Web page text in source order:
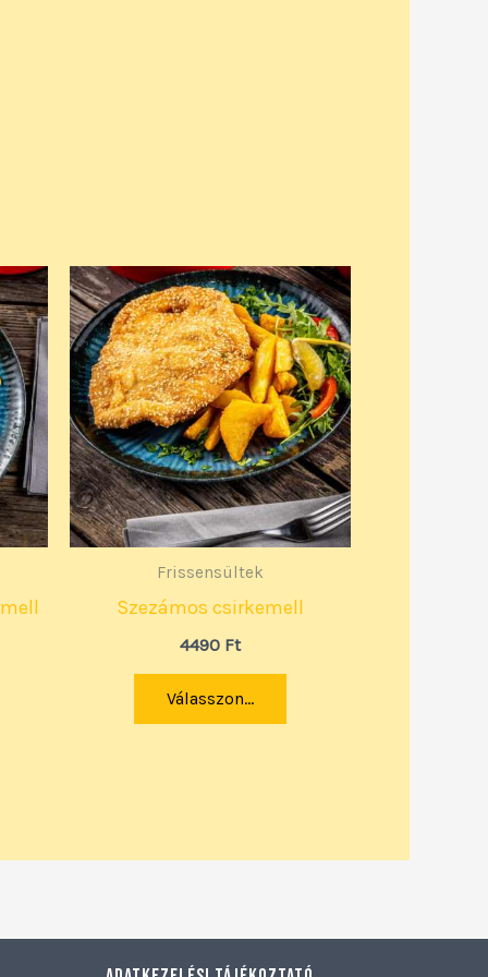
Frissensültek
Szezámos csirkemell
4490 Ft
Válasszon...